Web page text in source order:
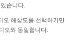
습니다.
오 해상도를 선택하기만
오와 동일합니다.